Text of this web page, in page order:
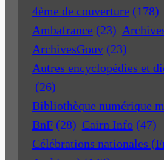
4ème de couverture (178)
Ambafrance (23)
ArchivesGouv (23)
Autres encyclopédies et
(26)
Bibliothèque numérique
BnF (28) Cairn Info (47)
Célébrations nationales